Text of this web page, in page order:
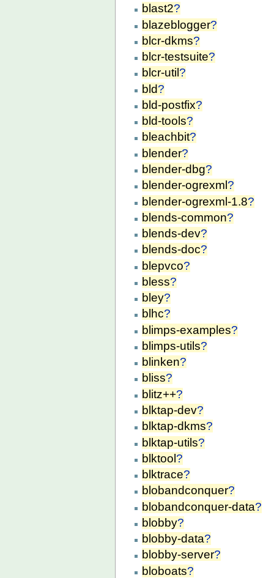
blast2?
blazeblogger?
blcr-dkms?
blcr-testsuite?
blcr-util ?
bld?
bld-postfix?
bld-tools?
bleachbit?
blender?
blender-dbg?
blender-ogrexml ?
blender-ogrexml-1.8?
blends-common?
blends-dev?
blends-doc?
blepvco?
bless?
bley?
blhc?
blimps-examples?
blimps-utils?
blinken?
bliss?
blitz++?
blktap-dev?
blktap-dkms?
blktap-utils?
blktool?
blktrace?
blobandconquer?
blobandconquer-data?
blobby?
blobby-data?
blobby-server?
bloboats?